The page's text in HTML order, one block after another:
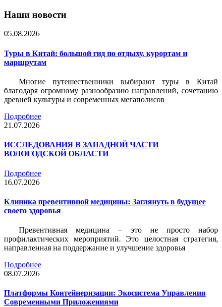
Наши новости
05.08.2026
Туры в Китай: большой гид по отдыху, курортам и
маршрутам
Многие путешественники выбирают туры в Китай
благодаря огромному разнообразию направлений, сочетанию
древней культуры и современных мегаполисов
Подробнее
21.07.2026
ИССЛЕДОВАНИЯ В ЗАПАДНОЙ ЧАСТИ
ВОЛОГОДСКОЙ ОБЛАСТИ
Подробнее
16.07.2026
Клиника превентивной медицины: Заглянуть в будущее
своего здоровья
Превентивная медицина – это не просто набор
профилактических мероприятий. Это целостная стратегия,
направленная на поддержание и улучшение здоровья
Подробнее
08.07.2026
Платформы Контейнеризации: Экосистема Управления
Современными Приложениями